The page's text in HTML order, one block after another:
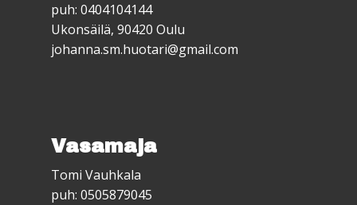
puh: 0404104144
Ukonsäilä, 90420 Oulu
johanna.sm.huotari@gmail.com
Vasamaja
Tomi Vauhkala
puh: 0505879045